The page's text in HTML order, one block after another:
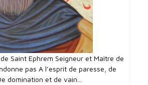
Saint Ephrem Seigneur et Maître de
pas A l’esprit de paresse, de
domination et de vain...